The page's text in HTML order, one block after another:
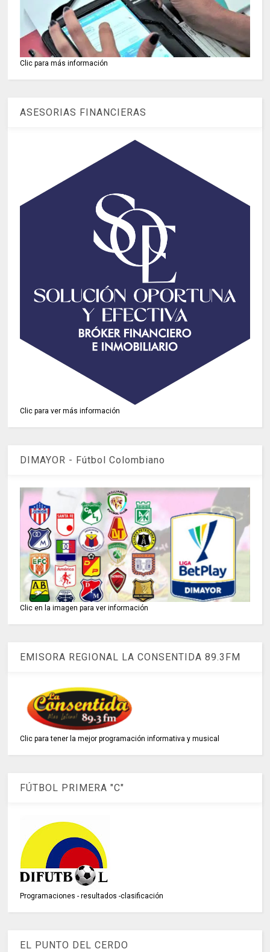
Clic para más información
ASESORIAS FINANCIERAS
Clic para ver más información
DIMAYOR - Fútbol Colombiano
Clic en la imagen para ver información
EMISORA REGIONAL LA CONSENTIDA 89.3FM
Clic para tener la mejor programación informativa y musical
FÚTBOL PRIMERA "C"
Programaciones - resultados -clasificación
EL PUNTO DEL CERDO